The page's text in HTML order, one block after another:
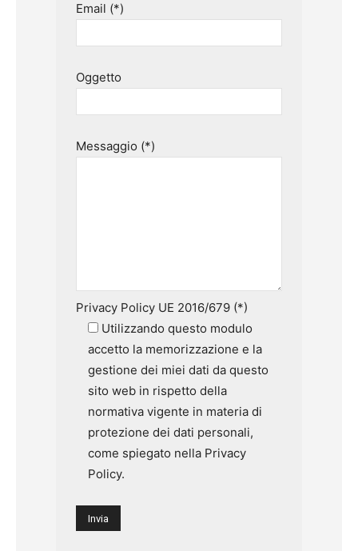
Email (*)
Oggetto
Messaggio (*)
Privacy Policy UE 2016/679 (*)
Utilizzando questo modulo
accetto la memorizzazione e la
gestione dei miei dati da questo
sito web in rispetto della
normativa vigente in materia di
protezione dei dati personali,
come spiegato nella Privacy
Policy.